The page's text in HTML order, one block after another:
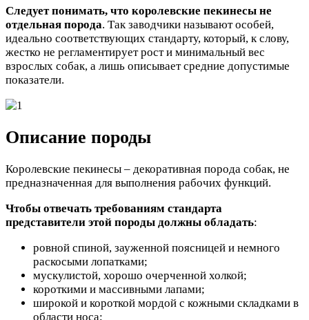
Следует понимать, что королевские пекинесы не
отдельная порода. Так заводчики называют особей,
идеально соответствующих стандарту, который, к слову,
жестко не регламентирует рост и минимальный вес
взрослых собак, а лишь описывает средние допустимые
показатели.
Описание породы
Королевские пекинесы – декоративная порода собак, не
предназначенная для выполнения рабочих функций.
Чтобы отвечать требованиям стандарта
представители этой породы должны обладать:
ровной спиной, зауженной поясницей и немного
раскосыми лопатками;
мускулистой, хорошо очерченной холкой;
короткими и массивными лапами;
широкой и короткой мордой с кожными складками в
области носа;